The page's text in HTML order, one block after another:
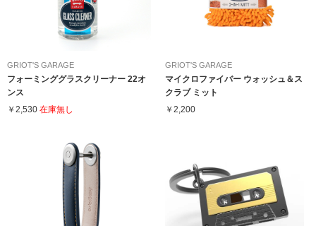
GRIOT'S GARAGE
フォーミンググラスクリーナー 22オ
ンス
￥2,530 在庫無し
GRIOT'S GARAGE
マイクロファイバー ウォッシュ＆ス
クラブ ミット
￥2,200